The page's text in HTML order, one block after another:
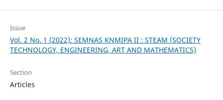
Issue
Vol. 2 No. 1 (2022): SEMNAS KNMIPA II : STEAM (SOCIETY
TECHNOLOGY, ENGINEERING, ART AND MATHEMATICS)
Section
Articles